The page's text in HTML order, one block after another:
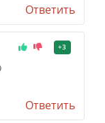
Ответить
+3
Ответить